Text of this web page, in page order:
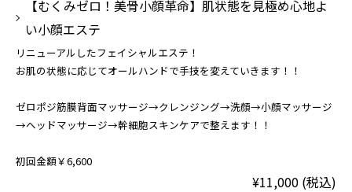
【むくみゼロ！美骨小顔革命】肌状態を見極め心地よ
い小顔エステ
リニューアルしたフェイシャルエステ！
お肌の状態に応じてオールハンドで手技を変えていきます！！
ゼロポジ筋膜背面マッサージ→クレンジング→洗顔→小顔マッサージ
→ヘッドマッサージ→幹細胞スキンケアで整えます！！
初回金額￥6,600
¥11,000 (税込)